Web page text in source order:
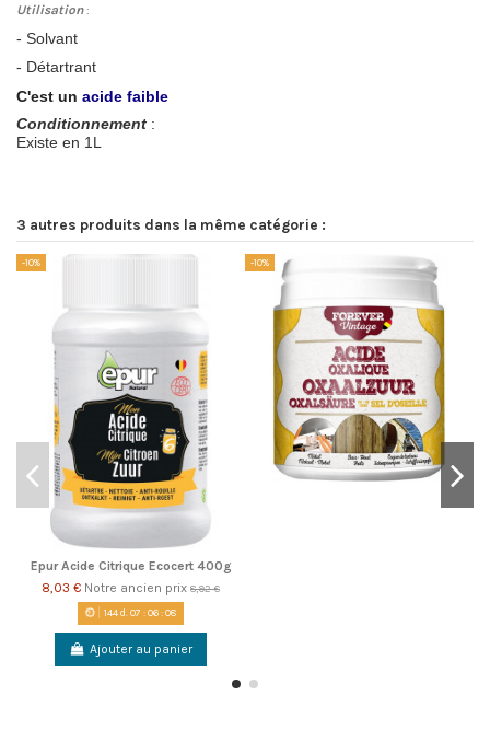
Utilisation:
- Solvant
- Détartrant
C'est un acide faible
Conditionnement :
Existe en 1L
3 autres produits dans la même catégorie :
-10%
Epur Acide Citrique Ecocert 400g
8,03 € Notre ancien prix 8,92 €
144d. 07 :06:08
Ajouter au panier
-10%